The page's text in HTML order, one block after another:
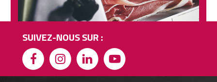
SUIVEZ-NOUS SUR :